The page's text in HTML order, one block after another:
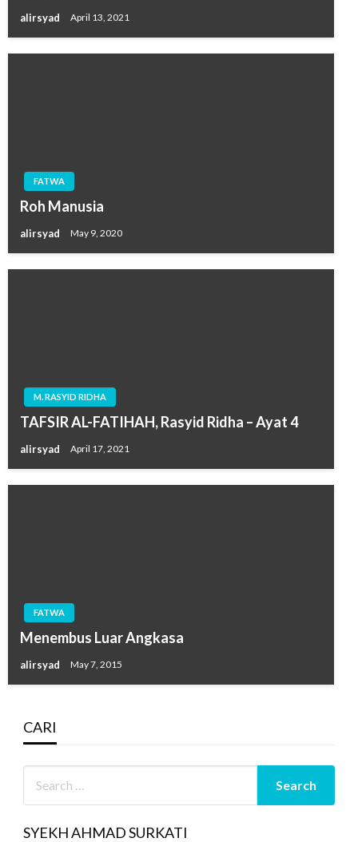
alirsyad April 13, 2021
FATWA
Roh Manusia
alirsyad May 9, 2020
M. RASYID RIDHA
TAFSIR AL-FATIHAH, Rasyid Ridha – Ayat 4
alirsyad April 17, 2021
FATWA
Menembus Luar Angkasa
alirsyad May 7, 2015
CARI
SYEKH AHMAD SURKATI